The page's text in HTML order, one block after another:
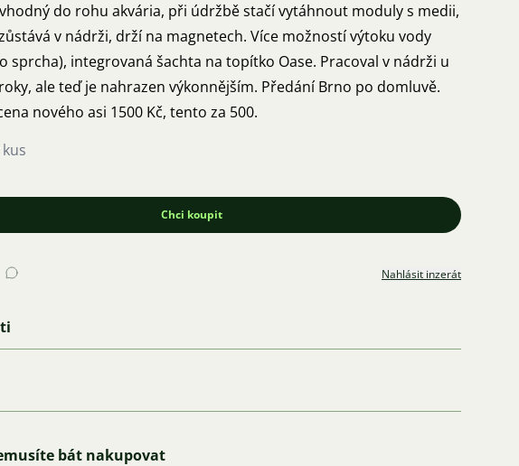
do rohu akvária, při údržbě stačí vytáhnout moduly s medii,
v nádrži, drží na magnetech. Více možností výtoku vody
sprcha), integrovaná šachta na topítko Oase. Pracoval v nádrži u
ale teď je nahrazen výkonnějším. Předání Brno po domluvě.
nového asi 1500 Kč, tento za 500.
Chci koupit
Nahlásit inzerát
bát nakupovat